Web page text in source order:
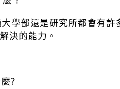
學部還是研究所都會有
決的能力。
?